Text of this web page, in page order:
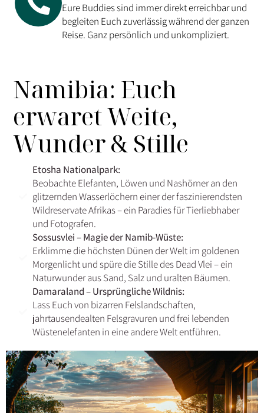
Eure Buddies sind immer direkt erreichbar und
begleiten Euch zuverlässig während der ganzen
Reise. Ganz persönlich und unkompliziert.
Namibia: Euch
erwaret Weite,
Wunder & Stille
Etosha Nationalpark:
Beobachte Elefanten, Löwen und Nashörner an den
glitzernden Wasserlöchern einer der faszinierendsten
Wildreservate Afrikas – ein Paradies für Tierliebhaber
und Fotografen.
Sossusvlei – Magie der Namib-Wüste:
Erklimme die höchsten Dünen der Welt im goldenen
Morgenlicht und spüre die Stille des Dead Vlei – ein
Naturwunder aus Sand, Salz und uralten Bäumen.
Damaraland – Ursprüngliche Wildnis:
Lass Euch von bizarren Felslandschaften,
jahrtausendealten Felsgravuren und frei lebenden
Wüstenelefanten in eine andere Welt entführen.